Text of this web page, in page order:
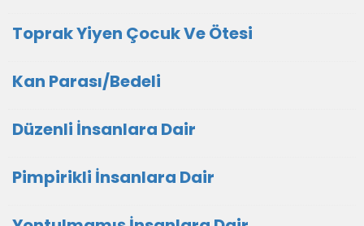
Toprak Yiyen Çocuk Ve Ötesi
Kan Parası/Bedeli
Düzenli İnsanlara Dair
Pimpirikli İnsanlara Dair